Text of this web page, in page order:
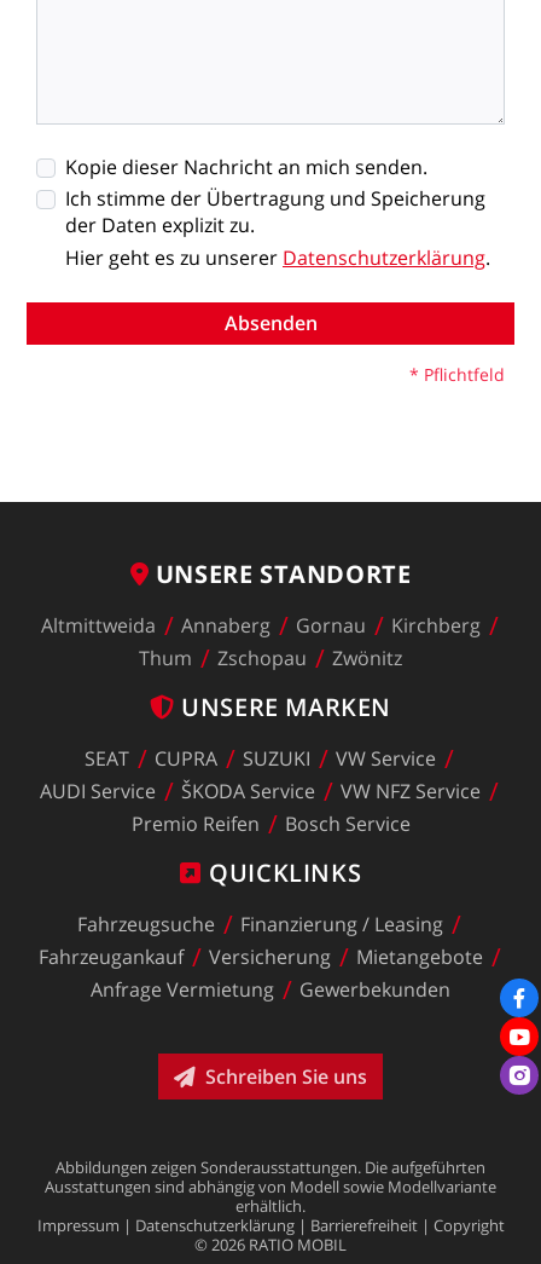
Kopie dieser Nachricht an mich senden.
Ich stimme der Übertragung und Speicherung
der Daten explizit zu.
Hier geht es zu unserer Datenschutzerklärung.
* Pflichtfeld
UNSERE STANDORTE
Altmittweida Annaberg Gornau
Kirchberg
Thum
Zschopau Zwönitz
UNSERE MARKEN
SEAT CUPRA SUZUKI VW Service
AUDI Service ŠKODA Service VW NFZ Service
Premio Reifen Bosch Service
QUICKLINKS
Fahrzeugsuche Finanzierung/ Leasing
Fahrzeugankauf
Versicherung
Mietangebote
Anfrage Vermietung Gewerbekunden
Schreiben Sie uns
Abbildungen zeigen Sonderausstattungen. Dieaufgeführten
Ausstattungen sind abhängigvon Modellsowie Modellvariante
erhältlich.
Impressum | Datenschutzerklärung | Barrierefreiheit | Copyright
© 2026 RATIO MOBIL